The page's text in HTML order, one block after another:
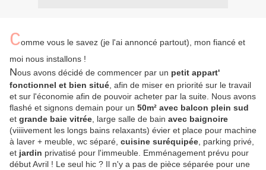
Comme vous le savez (je l'ai annoncé partout), mon fiancé et
moi nous installons !
Nous avons décidé de commencer par un petit appart'
fonctionnel et bien situé , afin de miser en priorité sur le travail
et sur l'économie afin de pouvoir acheter par la suite. Nous avons
flashé et signons demain pour un 50m² avec balcon plein sud
et grande baie vitrée , large salle de bain avec baignoire
(viiiivement les longs bains relaxants) évier et place pour machine
à laver + meuble, wc séparé, cuisine suréquipée , parking privé,
et jardin privatisé pour l'immeuble. Emménagement prévu pour
début Avril ! Le seul hic ? Il n'y a pas de pièce séparée pour une